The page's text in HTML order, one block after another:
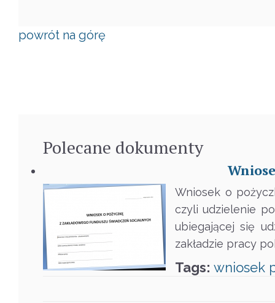
powrót na górę
Polecane dokumenty
Wniosek o
czyli udzielenie
ubiegającej się
zakładzie pracy
Tags: wniosek